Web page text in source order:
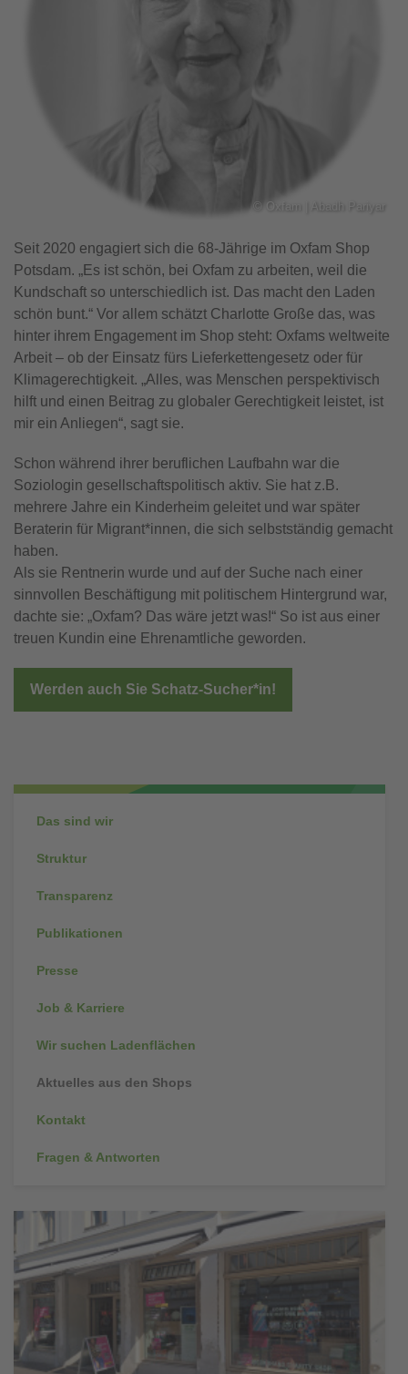
Subnavigation
Das sind wir
Struktur
Transparenz
Publikationen
Presse
Job & Karriere
Wir suchen Ladenflächen
Aktuelles aus den Shops
Kontakt
Fragen & Antworten
© Oxfam | Abadh Pariyar
Seit 2020 engagiert sich die 68-Jährige im Oxfam Shop
Potsdam. „Es ist schön, bei Oxfam zu arbeiten, weil die
Kundschaft so unterschiedlich ist. Das macht den Laden
schön bunt.“ Vor allem schätzt Charlotte Große das, was
hinter ihrem Engagement im Shop steht: Oxfams weltweite
Arbeit – ob der Einsatz fürs Lieferkettengesetz oder für
Klimagerechtigkeit. „Alles, was Menschen perspektivisch
hilft und einen Beitrag zu globaler Gerechtigkeit leistet, ist
mir ein Anliegen“, sagt sie.
Schon während ihrer beruflichen Laufbahn war die
Soziologin gesellschaftspolitisch aktiv. Sie hat z.B.
mehrere Jahre ein Kinderheim geleitet und war später
Beraterin für Migrant*innen, die sich selbstständig gemacht
haben.
Als sie Rentnerin wurde und auf der Suche nach einer
sinnvollen Beschäftigung mit politischem Hintergrund war,
dachte sie: „Oxfam? Das wäre jetzt was!“ So ist aus einer
treuen Kundin eine Ehrenamtliche geworden.
Werden auch Sie Schatz-Sucher*in!